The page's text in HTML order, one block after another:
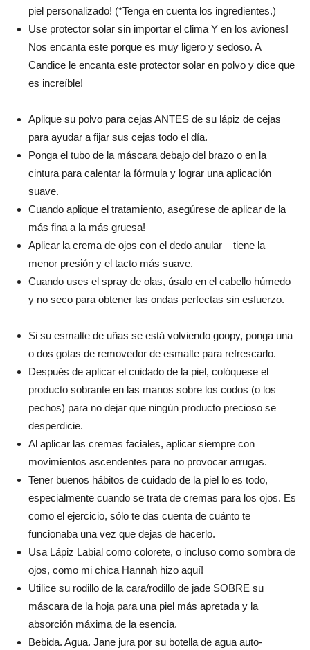
piel personalizado! (*Tenga en cuenta los ingredientes.)
Use protector solar sin importar el clima Y en los aviones!
Nos encanta este porque es muy ligero y sedoso. A
Candice le encanta este protector solar en polvo y dice que
es increíble!
Aplique su polvo para cejas ANTES de su lápiz de cejas
para ayudar a fijar sus cejas todo el día.
Ponga el tubo de la máscara debajo del brazo o en la
cintura para calentar la fórmula y lograr una aplicación
suave.
Cuando aplique el tratamiento, asegúrese de aplicar de la
más fina a la más gruesa!
Aplicar la crema de ojos con el dedo anular – tiene la
menor presión y el tacto más suave.
Cuando uses el spray de olas, úsalo en el cabello húmedo
y no seco para obtener las ondas perfectas sin esfuerzo.
Si su esmalte de uñas se está volviendo goopy, ponga una
o dos gotas de removedor de esmalte para refrescarlo.
Después de aplicar el cuidado de la piel, colóquese el
producto sobrante en las manos sobre los codos (o los
pechos) para no dejar que ningún producto precioso se
desperdicie.
Al aplicar las cremas faciales, aplicar siempre con
movimientos ascendentes para no provocar arrugas.
Tener buenos hábitos de cuidado de la piel lo es todo,
especialmente cuando se trata de cremas para los ojos. Es
como el ejercicio, sólo te das cuenta de cuánto te
funcionaba una vez que dejas de hacerlo.
Usa Lápiz Labial como colorete, o incluso como sombra de
ojos, como mi chica Hannah hizo aquí!
Utilice su rodillo de la cara/rodillo de jade SOBRE su
máscara de la hoja para una piel más apretada y la
absorción máxima de la esencia.
Bebida. Agua. Jane jura por su botella de agua auto-